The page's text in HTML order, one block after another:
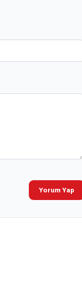
Yorum Yap